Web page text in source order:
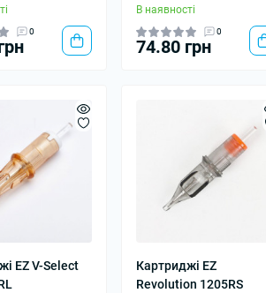
0
В наявності
0
74.80 грн
EZ V-Select
Картриджі EZ
Revolution 1205RS